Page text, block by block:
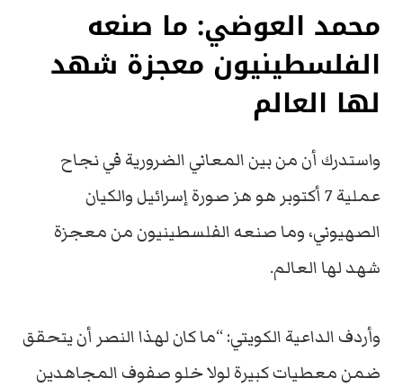
محمد العوضي: ما صنعه
الفلسطينيون معجزة شهد
لها العالم
واستدرك أن من بين المعاني الضرورية في نجاح
عملية 7 أكتوبر هو هز صورة إسرائيل والكيان
الصهيوني، وما صنعه الفلسطينيون من معجزة
شهد لها العالم.
وأردف الداعية الكويتي: “ما كان لهذا النصر أن يتحقق
ضمن معطيات كبيرة لولا خلو صفوف المجاهدين